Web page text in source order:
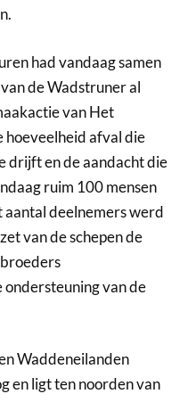
had vandaag samen
de Wadstruner al
van Het
hoeveelheid afval die
drijft en de aandacht die
ruim 100 mensen
aantal deelnemers werd
van de schepen de
ondersteuning van de
Waddeneilanden
en ligt ten noorden van